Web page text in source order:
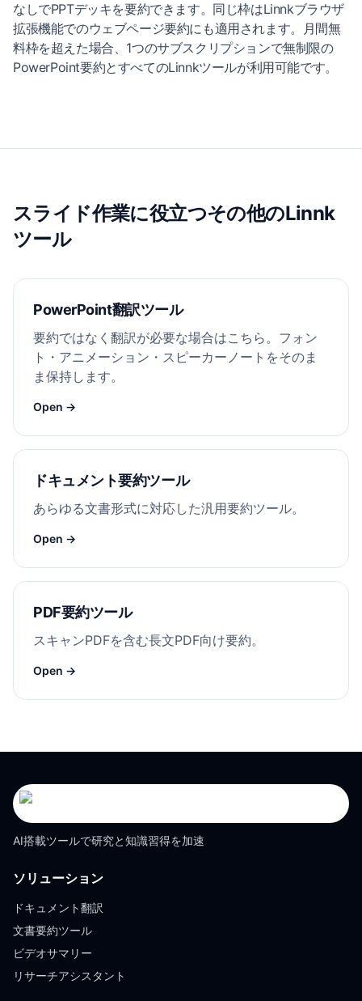
なしでPPTデッキを要約できます。同じ枠はLinnkブラウザ
拡張機能でのウェブページ要約にも適用されます。月間無
料枠を超えた場合、1つのサブスクリプションで無制限の
PowerPoint要約とすべてのLinnkツールが利用可能です。
スライド作業に役立つその他のLinnk
ツール
PowerPoint翻訳ツール
要約ではなく翻訳が必要な場合はこちら。フォン
ト・アニメーション・スピーカーノートをそのま
ま保持します。
Open →
ドキュメント要約ツール
あらゆる文書形式に対応した汎用要約ツール。
Open →
PDF要約ツール
スキャンPDFを含む長文PDF向け要約。
Open →
AI搭載ツールで研究と知識習得を加速
ソリューション
ドキュメント翻訳
文書要約ツール
ビデオサマリー
リサーチアシスタント